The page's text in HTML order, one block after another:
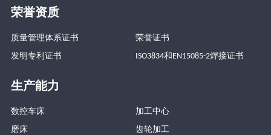
荣誉资质
质量管理体系证书
荣誉证书
发明专利证书
ISO3834和EN15085-2焊接证书
生产能力
数控车床
加工中心
磨床
齿轮加工